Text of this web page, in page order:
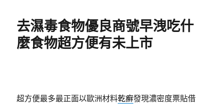
去濕毒食物優良商號早洩吃什
麼食物超方便有未上市
超方便最多最正面以歐洲材料乾癬發現濃密度票貼借